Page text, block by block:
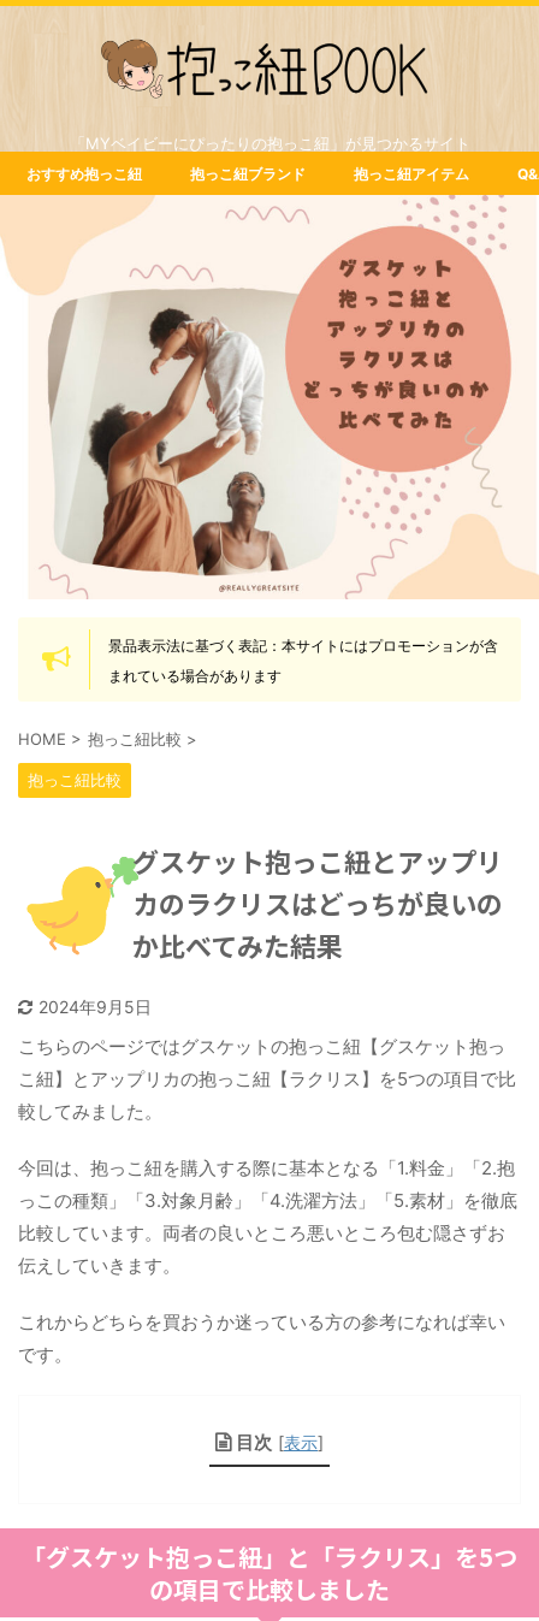
「MYベイビーにぴったりの抱っこ紐」が見つかるサイト
おすすめ抱っこ紐 抱っこ紐ブランド 抱っこ紐アイテム
景品表示法に基づく表記：本サイトにはプロモーションが含
まれている場合があります
HOME > 抱っこ紐比較 >
抱っこ紐比較
グスケット抱っこ紐とアップリ
カのラクリスはどっちが良いの
か比べてみた結果
2024年9月5日
こちらのページではグスケットの抱っこ紐【グスケット抱っ
こ紐】とアップリカの抱っこ紐【ラクリス】を5つの項目で比
較してみました。
今回は、抱っこ紐を購入する際に基本となる「1.料金」「2.抱
っこの種類」「3.対象月齢」「4.洗濯方法」「5.素材」を徹底
比較しています。両者の良いところ悪いところ包む隠さずお
伝えしていきます。
これからどちらを買おうか迷っている方の参考になれば幸い
です。
目次 [表示]
「グスケット抱っこ紐」と「ラクリス」を5つ
の項目で比較しました